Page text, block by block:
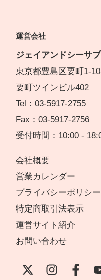
運営会社
ジェイアンドシーサ
東京都豊島区要町1-
要町ツインビル402
Tel：03-5917-2755
Fax：03-5917-2756
受付時間：10:00 -
会社概要
営業カレンダー
プライバシーポリシー
特定商取引法表示
運営サイト紹介
お問い合わせ